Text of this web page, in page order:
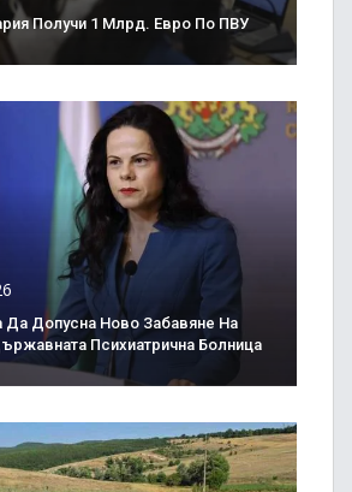
Получи 1 Млрд. Евро По ПВУ
Да Допусна Ново Забавяне На
Психиатрична Болница